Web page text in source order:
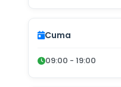
Cuma
09:00 - 19:00